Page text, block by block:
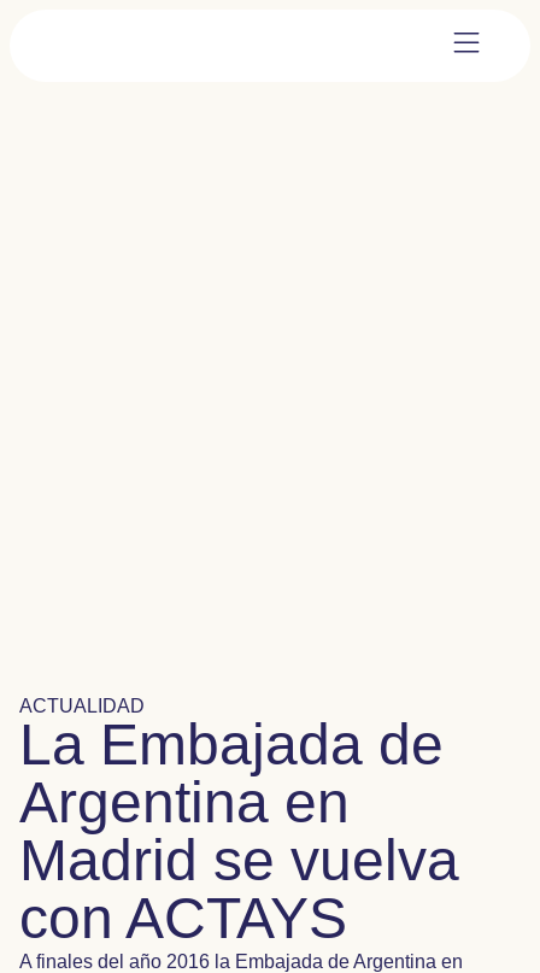
ACTUALIDAD
La Embajada de
Argentina en
Madrid se vuelva
con ACTAYS
A finales del año 2016 la Embajada de Argentina en